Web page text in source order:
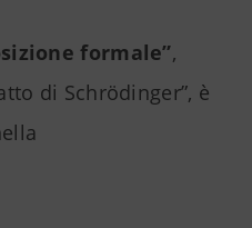
formale”,
di Schrödinger”, è